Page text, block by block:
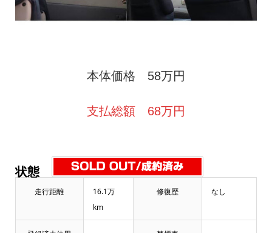
本体価格 58万円
支払総額 68万円
状態
走行距離
16.1万
km
修復歴 なし